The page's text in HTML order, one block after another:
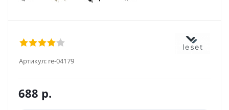
Артикул: re-04179
688 р.